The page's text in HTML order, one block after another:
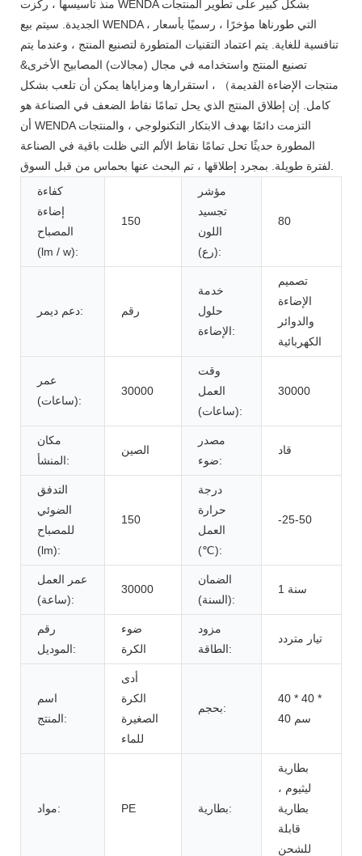
منذ تأسيسها ، ركزت WENDA بشكل كبير على تطوير المنتجات
الجديدة. سيتم بيع WENDA ، التي طورناها مؤخرًا ، رسميًا بأسعار
تنافسية للغاية. يتم اعتماد التقنيات المتطورة لتصنيع المنتج ، وعندما يتم
تصنيع المنتج واستخدامه في مجال (مجالات) المصابيح الأخرى&
منتجات الإضاءة القديمة） ، استقرارها ومزاياها يمكن أن تلعب بشكل
كامل. إن إطلاق المنتج الذي يحل تمامًا نقاط الضعف في الصناعة هو
أن WENDA التزمت دائمًا بهدف الابتكار التكنولوجي ، والمنتجات
المطورة حديثًا تحل تمامًا نقاط الألم التي ظلت باقية في الصناعة
كفاءة
إضاءة
المصباح
(lm / w):
150
مؤشر
تجسيد
اللون
(رع):
80
دعم ديمر: رقم
خدمة
حلول
الإضاءة:
تصميم
الإضاءة
والدوائر
الكهربائية
عمر
(ساعات):
30000
وقت
العمل
(ساعات):
30000
مكان
المنشأ:
الصين
مصدر
ضوء:
قاد
التدفق
الضوئي
للمصباح
(lm):
150
درجة
حرارة
العمل
(℃):
-25-50
عمر العمل
(ساعة):
30000
الضمان
(السنة):
1 سنة
رقم
الموديل:
ضوء
الكرة
مزود
الطاقة:
تيار متردد
اسم
المنتج:
أدى
الكرة
الصغيرة
للماء
بحجم:
40 * 40 *
40 سم
مواد: PE بطارية:
بطارية
ليثيوم ،
بطارية
قابلة
للشحن